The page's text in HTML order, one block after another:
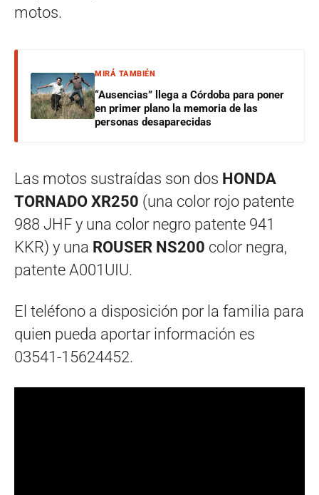
motos.
MIRÁ TAMBIÉN
“Ausencias” llega a Córdoba para poner
en primer plano la memoria de las
personas desaparecidas
Las motos sustraídas son dos HONDA
TORNADO XR250 (una color rojo patente
988 JHF y una color negro patente 941
KKR) y una ROUSER NS200 color negra,
patente A001UIU.
El teléfono a disposición por la familia para
quien pueda aportar información es
03541-15624452.